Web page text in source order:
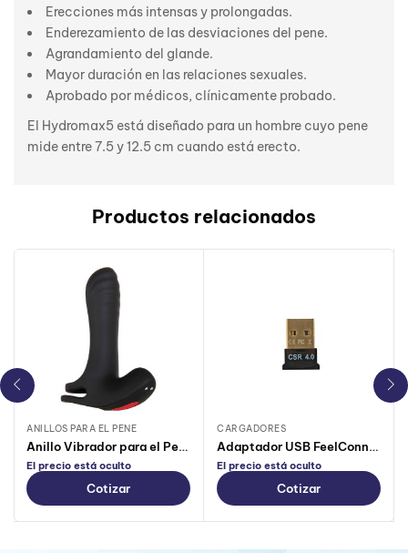
Erecciones más intensas y prolongadas.
Enderezamiento de las desviaciones del pene.
Agrandamiento del glande.
Mayor duración en las relaciones sexuales.
Aprobado por médicos, clínicamente probado.
El Hydromax5 está diseñado para un hombre cuyo pene
mide entre 7.5 y 12.5 cm cuando está erecto.
Productos relacionados
ANILLOS PARA EL PENE
Anillo Vibrador para el Pene Remoto ZT
El precio está oculto
Cotizar
CARGADORES
Adaptador USB FeelConnect
El precio está oculto
Cotizar